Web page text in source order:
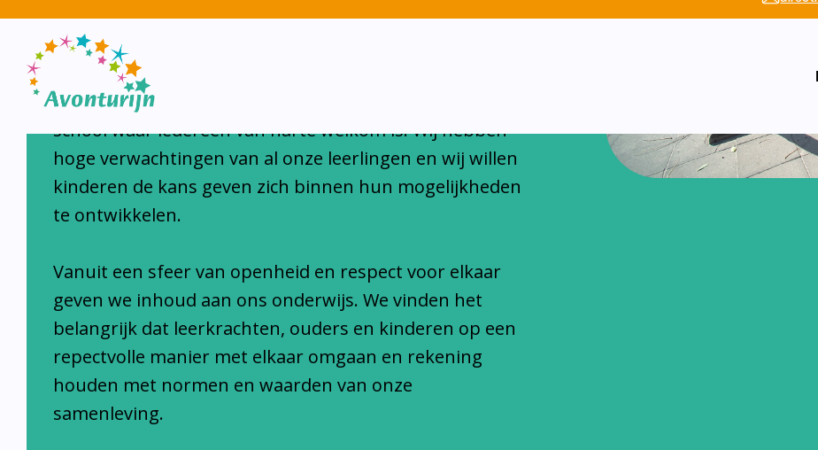
Avonturijn laat kinderen schitteren
Avonturijn is een moderne, open, interconfessionele
school waar iedereen van harte welkom is. Wij hebben
hoge verwachtingen van al onze leerlingen en wij willen
kinderen de kans geven zich binnen hun mogelijkheden
te ontwikkelen.
Vanuit een sfeer van openheid en respect voor elkaar
geven we inhoud aan ons onderwijs. We vinden het
belangrijk dat leerkrachten, ouders en kinderen op een
repectvolle manier met elkaar omgaan en rekening
houden met normen en waarden van onze
samenleving.